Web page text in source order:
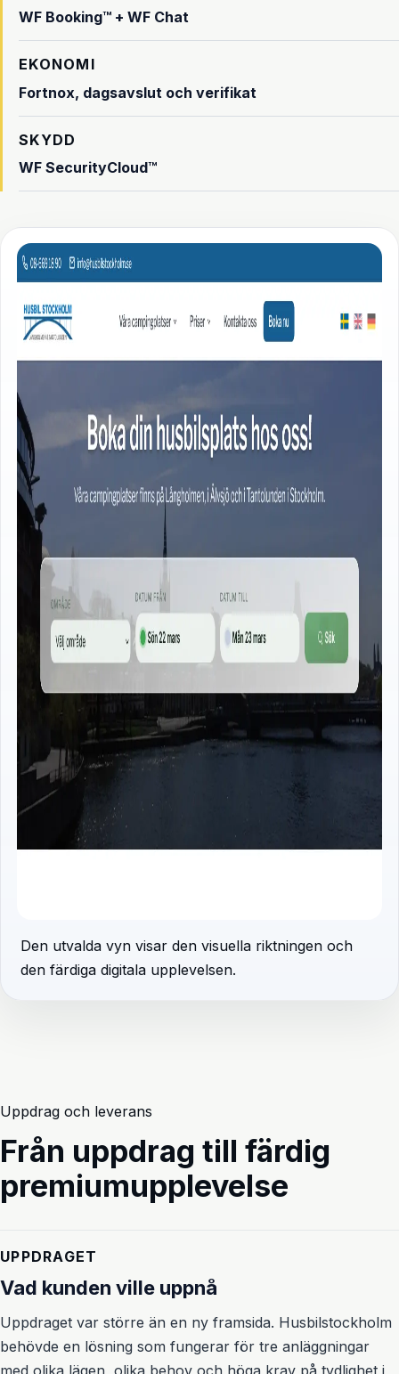
WF Booking™ + WF Chat
EKONOMI
Fortnox, dagsavslut och verifikat
SKYDD
WF SecurityCloud™
Den utvalda vyn visar den visuella riktningen och
den färdiga digitala upplevelsen.
Uppdrag och leverans
Från uppdrag till färdig
premiumupplevelse
UPPDRAGET
Vad kunden ville uppnå
Uppdraget var större än en ny framsida. Husbilstockholm
behövde en lösning som fungerar för tre anläggningar
med olika lägen, olika behov och höga krav på tydlighet i